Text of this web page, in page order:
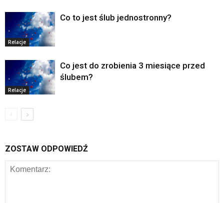
Relacje
Co to jest ślub jednostronny?
Relacje
Co jest do zrobienia 3 miesiące przed
ślubem?
ZOSTAW ODPOWIEDŹ